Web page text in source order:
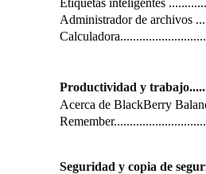
Etiquetas inteligentes
Administrador de archivos
Productividad y
Acerca de BlackBerry
Seguridad y copia de